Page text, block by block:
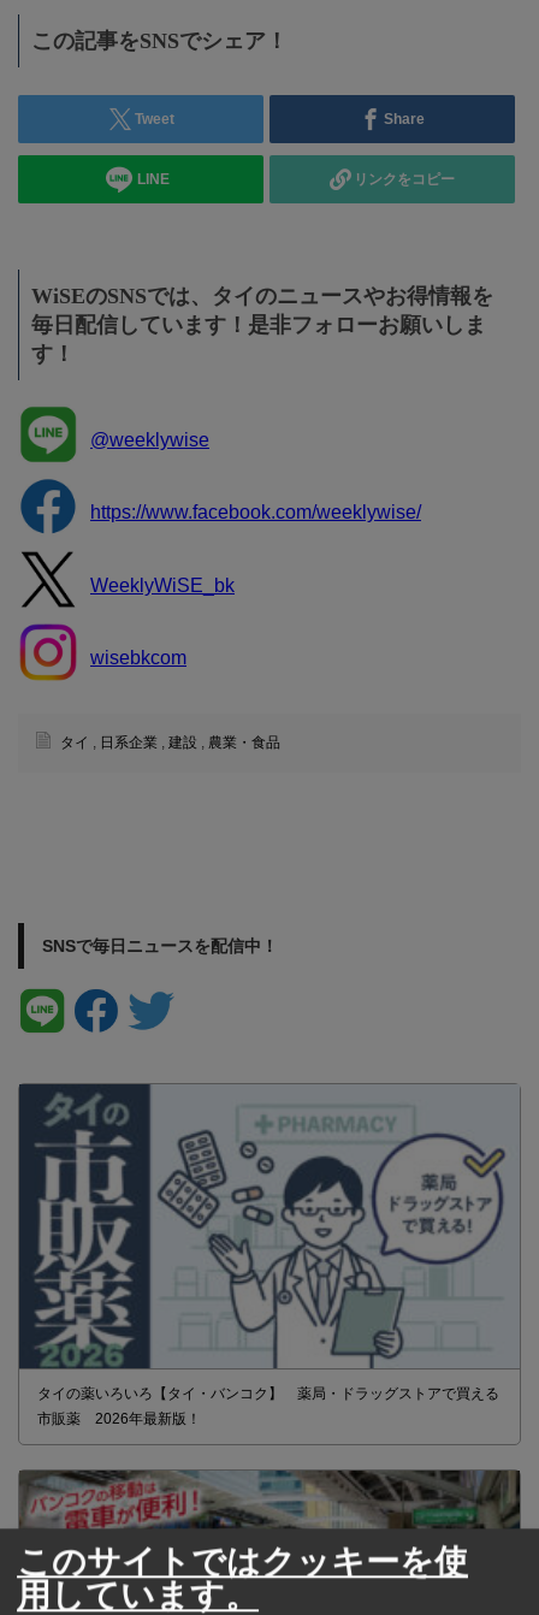
この記事をSNSでシェア！
Tweet Share
LINE リンクをコピー
WiSEのSNSでは、タイのニュースやお得情報を
毎日配信しています！是非フォローお願いしま
す！
@weeklywise
https://www.facebook.com/weeklywise/
WeeklyWiSE_bk
wisebkcom
タイ , 日系企業 , 建設 , 農業・食品
SNSで毎日ニュースを配信中！
タイの薬いろいろ【タイ・バンコク】 薬局・ドラッグストアで買える
市販薬 2026年最新版！
このサイトではクッキーを使
用しています。